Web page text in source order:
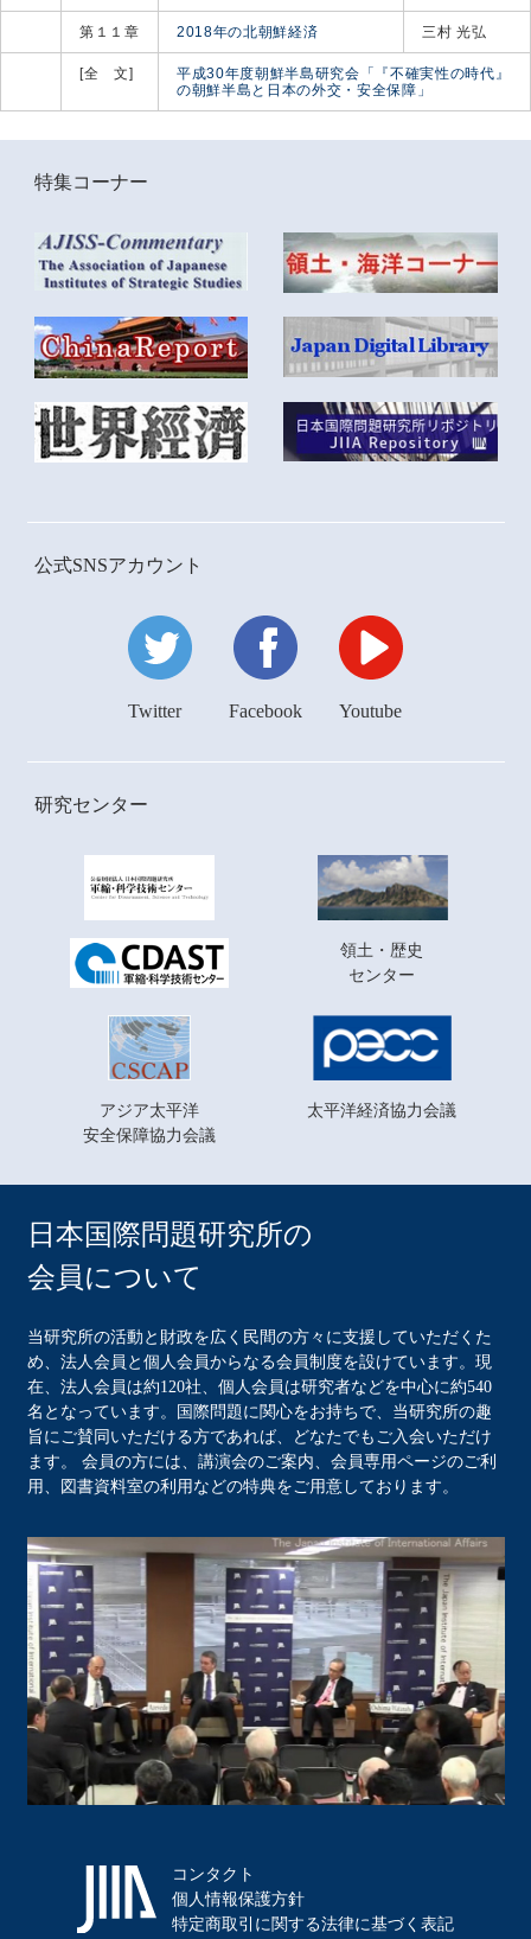
第１１章 2018年の北朝鮮経済 三村 光弘
[全 文]
平成30年度朝鮮半島研究会「『不確実性の時代』
の朝鮮半島と日本の外交・安全保障」
特集コーナー
公式SNSアカウント
Twitter Facebook Youtube
研究センター
領土・歴史
センター
アジア太平洋
安全保障協力会議
太平洋経済協力会議
日本国際問題研究所の
会員について
当研究所の活動と財政を広く民間の方々に支援していただくた
め、法人会員と個人会員からなる会員制度を設けています。現
在、法人会員は約120社、個人会員は研究者などを中心に約540
名となっています。国際問題に関心をお持ちで、当研究所の趣
旨にご賛同いただける方であれば、どなたでもご入会いただけ
ます。 会員の方には、講演会のご案内、会員専用ページのご利
用、図書資料室の利用などの特典をご用意しております。
コンタクト
個人情報保護方針
特定商取引に関する法律に基づく表記